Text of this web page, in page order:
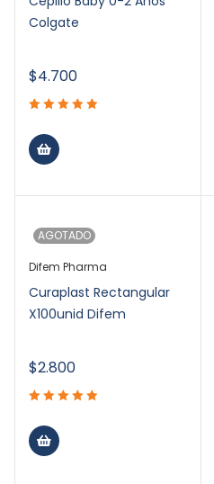
Colgate
$4.700
AGOTADO
Difem Pharma
Curaplast Rectangular
X100unid Difem
$2.800